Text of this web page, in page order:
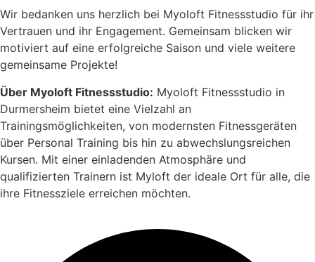
Wir bedanken uns herzlich bei Myoloft Fitnessstudio für ihr
Vertrauen und ihr Engagement. Gemeinsam blicken wir
motiviert auf eine erfolgreiche Saison und viele weitere
gemeinsame Projekte!
Über Myoloft Fitnessstudio: Myoloft Fitnessstudio in
Durmersheim bietet eine Vielzahl an
Trainingsmöglichkeiten, von modernsten Fitnessgeräten
über Personal Training bis hin zu abwechslungsreichen
Kursen. Mit einer einladenden Atmosphäre und
qualifizierten Trainern ist Myloft der ideale Ort für alle, die
ihre Fitnessziele erreichen möchten.